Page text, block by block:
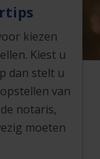
kiezen
Kiest u
dan stelt u
van
notaris,
moeten